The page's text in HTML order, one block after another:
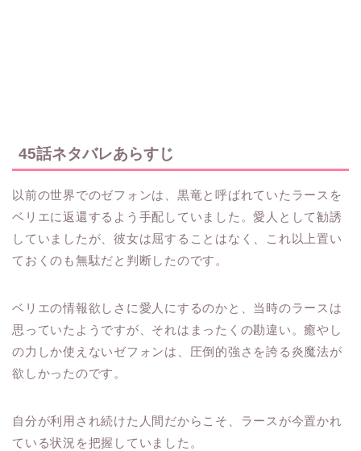
45話ネタバレあらすじ
以前の世界でのゼフォンは、黒竜と呼ばれていたラースを
ベリエに返還するよう手配していました。愛人として勧誘
していましたが、彼女は屈することはなく、これ以上置い
ておくのも無駄だと判断したのです。
ベリエの情報欲しさに愛人にするのかと、当時のラースは
思っていたようですが、それはまったくの勘違い。癒やし
の力しか使えないゼフォンは、圧倒的強さを誇る炎魔法が
欲しかったのです。
自分が利用され続けた人間だからこそ、ラースが今置かれ
ている状況を把握していました。